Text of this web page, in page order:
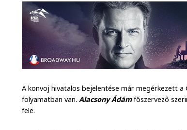
A konvoj hivatalos bejelentése már megérkezett a
folyamatban van.Alacsony Ádámfőszervező
fele.